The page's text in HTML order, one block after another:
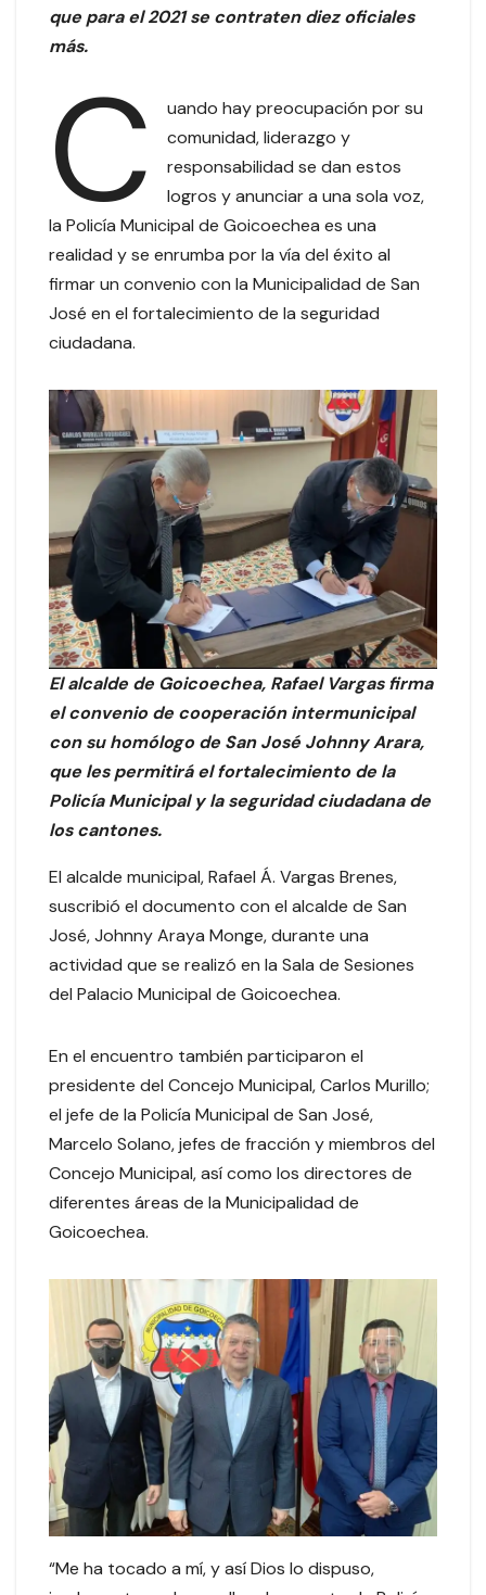
que para el 2021 se contraten diez oficiales
más.
C
uando hay preocupación por su
comunidad, liderazgo y
responsabilidad se dan estos
logros y anunciar a una sola voz,
la Policía Municipal de Goicoechea es una
realidad y se enrumba por la vía del éxito al
firmar un convenio con la Municipalidad de San
José en el fortalecimiento de la seguridad
ciudadana.
El alcalde de Goicoechea, Rafael Vargas firma
el convenio de cooperación intermunicipal
con su homólogo de San José Johnny Arara,
que les permitirá el fortalecimiento de la
Policía Municipal y la seguridad ciudadana de
los cantones.
El alcalde municipal, Rafael Á. Vargas Brenes,
suscribió el documento con el alcalde de San
José, Johnny Araya Monge, durante una
actividad que se realizó en la Sala de Sesiones
del Palacio Municipal de Goicoechea.
En el encuentro también participaron el
presidente del Concejo Municipal, Carlos Murillo;
el jefe de la Policía Municipal de San José,
Marcelo Solano, jefes de fracción y miembros del
Concejo Municipal, así como los directores de
diferentes áreas de la Municipalidad de
Goicoechea.
“Me ha tocado a mí, y así Dios lo dispuso,